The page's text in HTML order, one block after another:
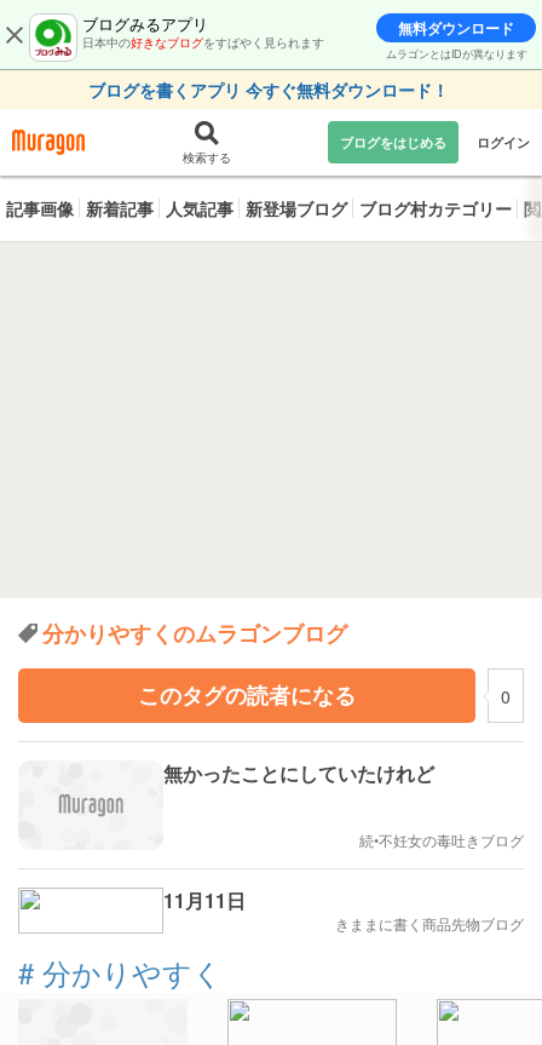
ブログみるアプリ
日本中の好きなブログをすばやく見られます
無料ダウンロード
ムラゴンとはIDが異なります
ブログを書くアプリ 今すぐ無料ダウンロード！
検索する
ブログをはじめる ログイン
記事画像 新着記事 人気記事 新登場ブログ ブログ村カテゴリー
分かりやすくのムラゴンブログ
このタグの読者になる
0
無かったことにしていたけれど
続•不妊女の毒吐きブログ
11月11日
きままに書く商品先物ブログ
# 分かりやすく